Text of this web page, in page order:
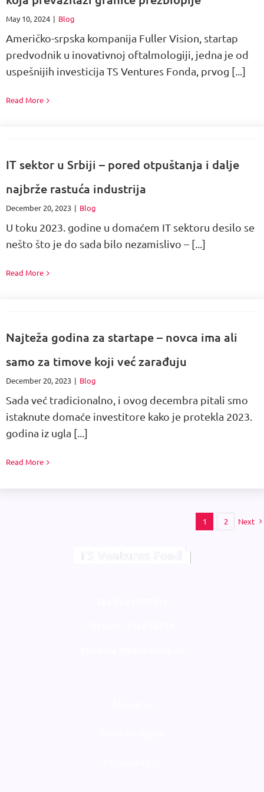
May 10, 2024 | Blog
Američko-srpska kompanija Fuller Vision, startap
predvodnik u inovativnoj oftalmologiji, jedna je od
uspešnijih investicija TS Ventures Fonda, prvog [...]
Read More
IT sektor u Srbiji – pored otpuštanja i dalje
najbrže rastuća industrija
December 20, 2023 | Blog
U toku 2023. godine u domaćem IT sektoru desilo se
nešto što je do sada bilo nezamislivo – [...]
Read More
Najteža godina za startape – novca ima ali
samo za timove koji već zarađuju
December 20, 2023 | Blog
Sada već tradicionalno, i ovog decembra pitali smo
istaknute domaće investitore kako je protekla 2023.
godina iz ugla [...]
Read More
1 2 Next